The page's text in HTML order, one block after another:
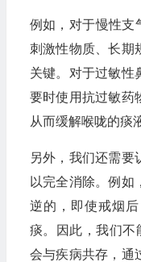
例如，对于慢性支
刺激性物质、长期
关键。对于过敏性
要时使用抗过敏药
从而缓解喉咙的痰
另外，我们还需要
以完全消除。例如
逆的，即使戒烟
痰。因此，我们不
会与疾病共存，通